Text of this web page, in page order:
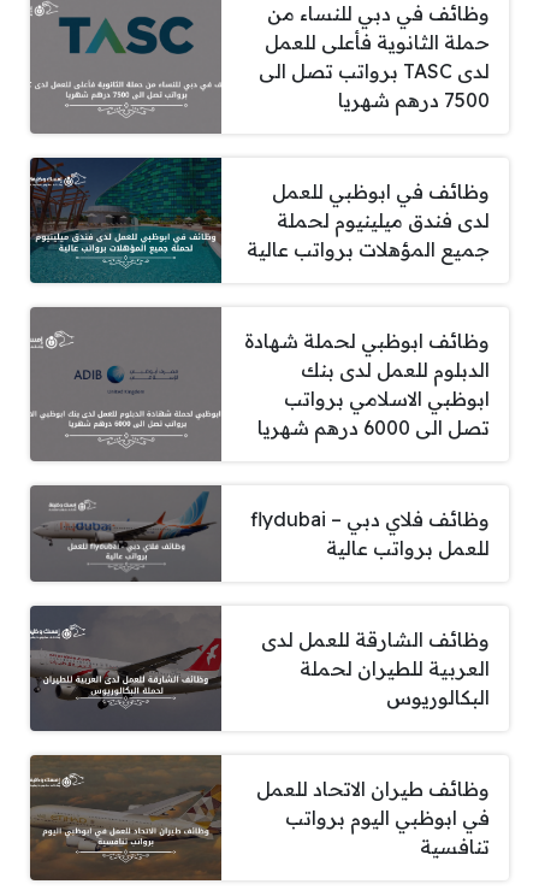
وظائف في دبي للنساء من
حملة الثانوية فأعلى للعمل
لدى TASC برواتب تصل الى
7500 درهم شهريا
وظائف في ابوظبي للعمل
لدى فندق ميلينيوم لحملة
جميع المؤهلات برواتب عالية
وظائف ابوظبي لحملة شهادة
الدبلوم للعمل لدى بنك
ابوظبي الاسلامي برواتب
تصل الى 6000 درهم شهريا
وظائف فلاي دبي – flydubai
للعمل برواتب عالية
وظائف الشارقة للعمل لدى
العربية للطيران لحملة
البكالوريوس
وظائف طيران الاتحاد للعمل
في ابوظبي اليوم برواتب
تنافسية